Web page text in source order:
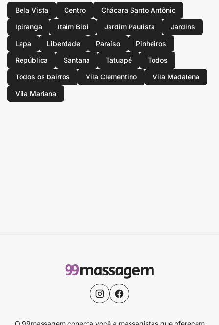
Bela Vista Centro
Chácara Santo Antônio
Ipiranga
Itaim Bibi Jardim Paulista
Jardins
Lapa
Liberdade Paraíso
Pinheiros
República
Santana Tatuapé
Todos
Todos os bairros
Vila Clementino
Vila Madalena
Vila Mariana
O 99massagem conecta você a massagistas que oferecem